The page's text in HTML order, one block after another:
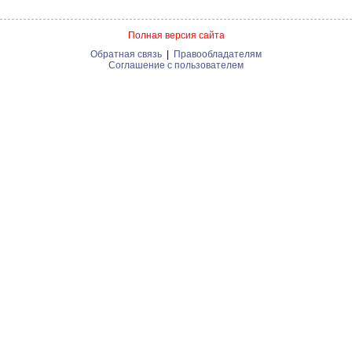
Полная версия сайта
Обратная связь
Правообладателям
Соглашение с пользователем